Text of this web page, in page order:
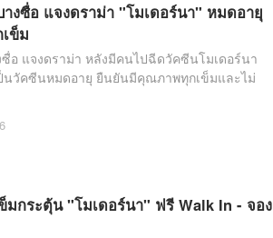
งซื่อ แจงดราม่า "โมเดอร์นา" หมดอายุ
ข็ม
อ แจงดราม่า หลังมีคนไปฉีดวัคซีนโมเดอร์นา
นวัคซีนหมดอายุ ยืนยันมีคุณภาพทุกเข็มและไม่
มกระตุ้น "โมเดอร์นา" ฟรี Walk In - จอง